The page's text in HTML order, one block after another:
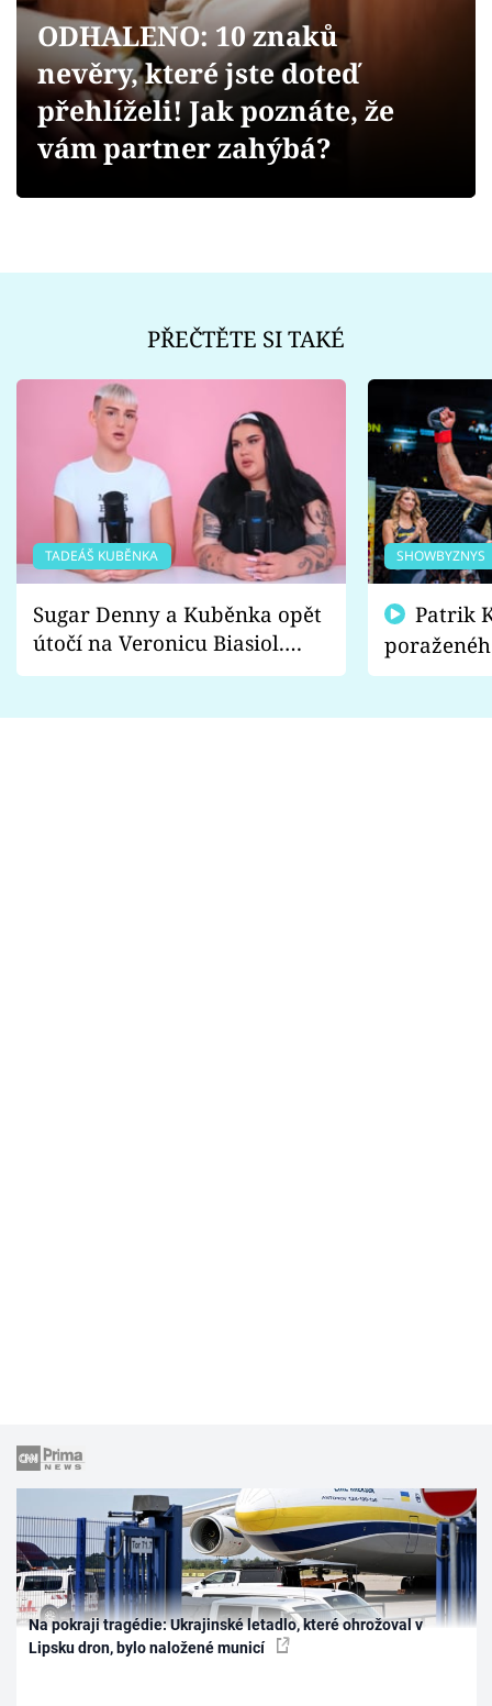
Videa
Sledujte prima+
ODHALENO: 10 znaků
nevěry, které jste doteď
přehlíželi! Jak poznáte, že
vám partner zahýbá?
PŘEČTĚTE SI TAKÉ
TADEÁŠ KUBĚNKA
Sugar Denny a Kuběnka opět
útočí na Veronicu Biasiol.
Proč je podle nich falešná a
SHOWBYZNYS
fanoušci
Na pokraji tragédie: Ukrajinské letadlo, které ohrožoval v
Lipsku dron, bylo naložené municí